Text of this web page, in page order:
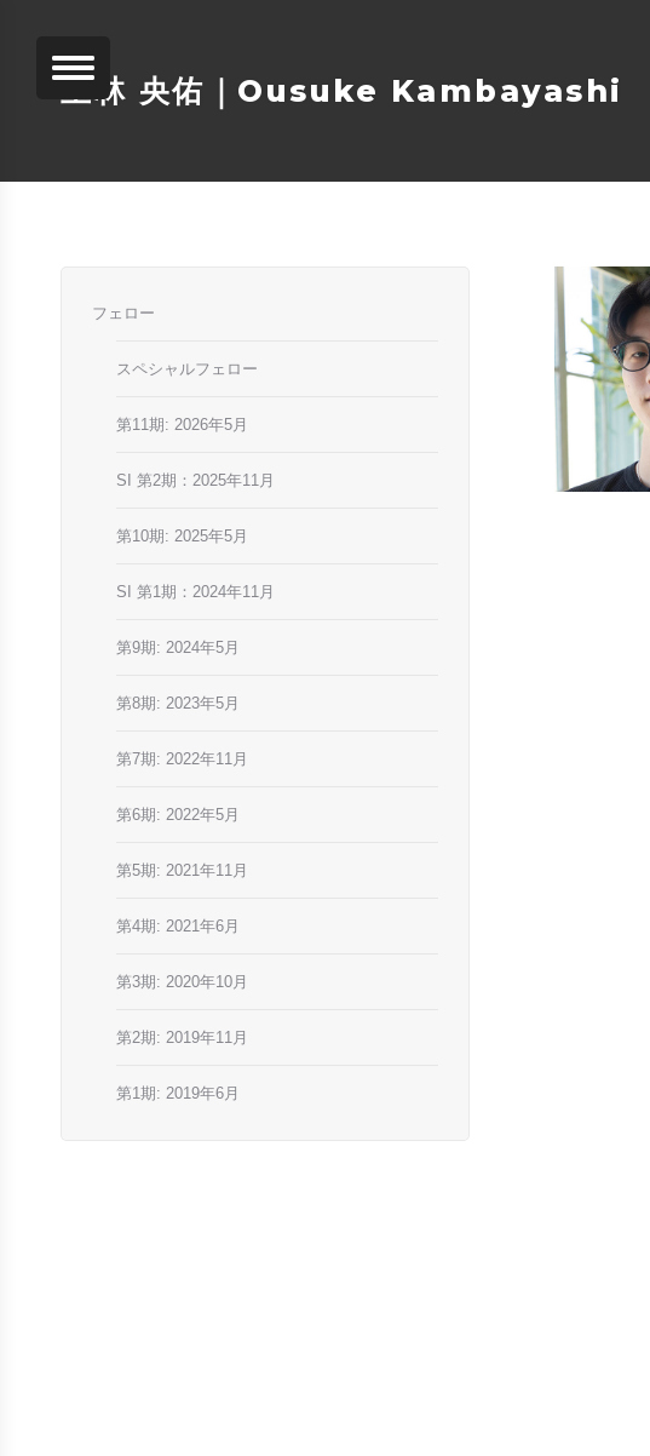
上林 央佑｜Ousuke Kambayashi
フェロー
スペシャルフェロー
第11期: 2026年5月
SI 第2期：2025年11月
第10期: 2025年5月
SI 第1期：2024年11月
第9期: 2024年5月
第8期: 2023年5月
第7期: 2022年11月
第6期: 2022年5月
第5期: 2021年11月
第4期: 2021年6月
第3期: 2020年10月
第2期: 2019年11月
第1期: 2019年6月